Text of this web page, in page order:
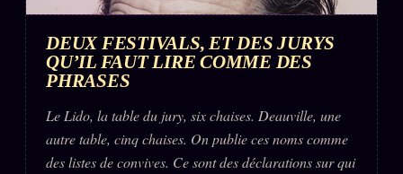
DEUX FESTIVALS, ET DES JURYS
QU’IL FAUT LIRE COMME DES
PHRASES
Le Lido, la table du jury, six chaises. Deauville, une
autre table, cinq chaises. On publie ces noms comme
des listes de convives. Ce sont des déclarations sur qui